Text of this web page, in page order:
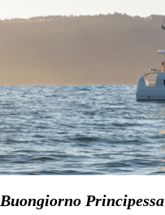
Buongiorno Principessa